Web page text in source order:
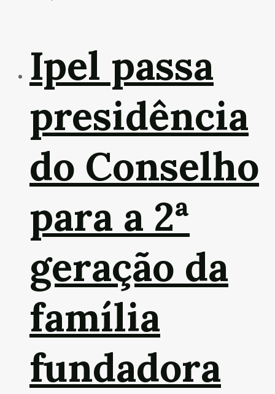
Ipel passa
presidência
do Conselho
para a 2ª
geração da
família
fundadora